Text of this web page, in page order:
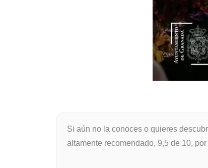
Si aún no la conoces o quieres
altamente recomendado, 9,5 de 10,